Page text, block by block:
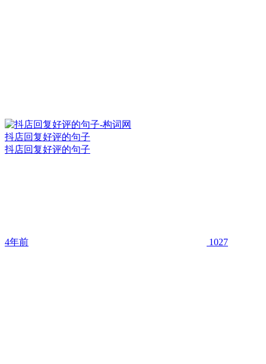
抖店回复好评的句子
抖店回复好评的句子
4年前 1027